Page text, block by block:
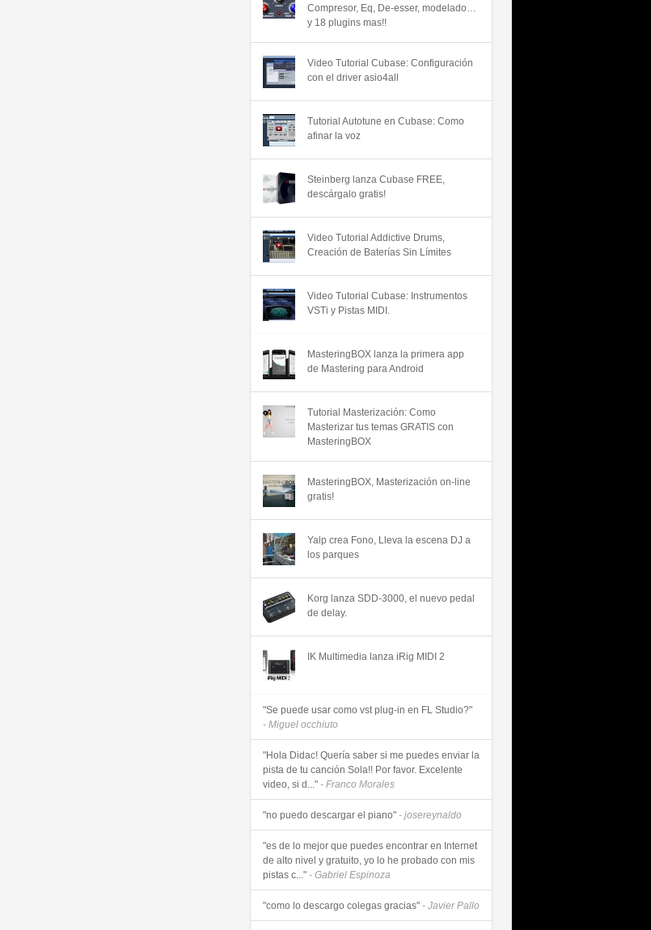
Compresor, Eq, De-esser, modelado…
y 18 plugins mas!!
Video Tutorial Cubase: Configuración
con el driver asio4all
Tutorial Autotune en Cubase: Como
afinar la voz
Steinberg lanza Cubase FREE,
descárgalo gratis!
Video Tutorial Addictive Drums,
Creación de Baterías Sin Límites
Video Tutorial Cubase: Instrumentos
VSTi y Pistas MIDI.
MasteringBOX lanza la primera app
de Mastering para Android
Tutorial Masterización: Como
Masterizar tus temas GRATIS con
MasteringBOX
MasteringBOX, Masterización on-line
gratis!
Yalp crea Fono, Lleva la escena DJ a
los parques
Korg lanza SDD-3000, el nuevo pedal
de delay.
IK Multimedia lanza iRig MIDI 2
"Se puede usar como vst plug-in en FL Studio?"
- Miguel occhiuto
"Hola Didac! Quería saber si me puedes enviar la
pista de tu canción Sola!! Por favor. Excelente
video, si d..." - Franco Morales
"no puedo descargar el piano" - josereynaldo
"es de lo mejor que puedes encontrar en Internet
de alto nivel y gratuito, yo lo he probado con mis
pistas c..." - Gabriel Espinoza
"como lo descargo colegas gracias" - Javier Pallo